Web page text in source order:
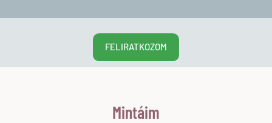
FELIRATKOZOM
Mintáim